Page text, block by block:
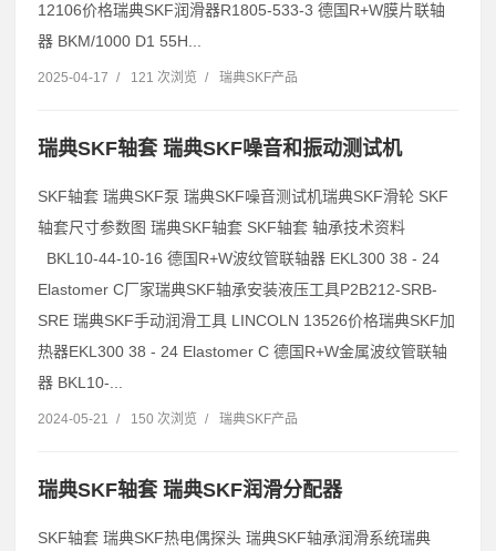
12106价格瑞典SKF润滑器R1805-533-3 德国R+W膜片联轴
器 BKM/1000 D1 55H...
2025-04-17 / 121 次浏览 / 瑞典SKF产品
瑞典SKF轴套 瑞典SKF噪音和振动测试机
SKF轴套 瑞典SKF泵 瑞典SKF噪音测试机瑞典SKF滑轮 SKF
轴套尺寸参数图 瑞典SKF轴套 SKF轴套 轴承技术资料
BKL10-44-10-16 德国R+W波纹管联轴器 EKL300 38 - 24
Elastomer C厂家瑞典SKF轴承安装液压工具P2B212-SRB-
SRE 瑞典SKF手动润滑工具 LINCOLN 13526价格瑞典SKF加
热器EKL300 38 - 24 Elastomer C 德国R+W金属波纹管联轴
器 BKL10-...
2024-05-21 / 150 次浏览 / 瑞典SKF产品
瑞典SKF轴套 瑞典SKF润滑分配器
SKF轴套 瑞典SKF热电偶探头 瑞典SKF轴承润滑系统瑞典